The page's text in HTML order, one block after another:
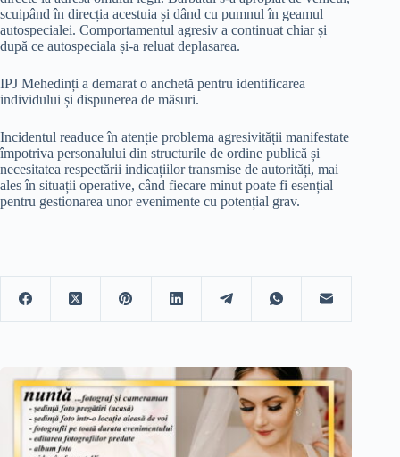
scuipând în direcția acestuia și dând cu pumnul în geamul
autospecialei. Comportamentul agresiv a continuat chiar și
după ce autospeciala și-a reluat deplasarea.
IPJ Mehedinți a demarat o anchetă pentru identificarea
individului și dispunerea de măsuri.
Incidentul readuce în atenție problema agresivității manifestate
împotriva personalului din structurile de ordine publică și
necesitatea respectării indicațiilor transmise de autorități, mai
ales în situații operative, când fiecare minut poate fi esențial
pentru gestionarea unor evenimente cu potențial grav.